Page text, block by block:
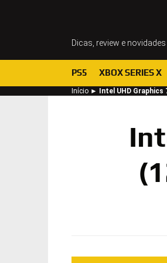
Dicas, review e
PS5 XBOX SERIES X
Início ► Intel UHD